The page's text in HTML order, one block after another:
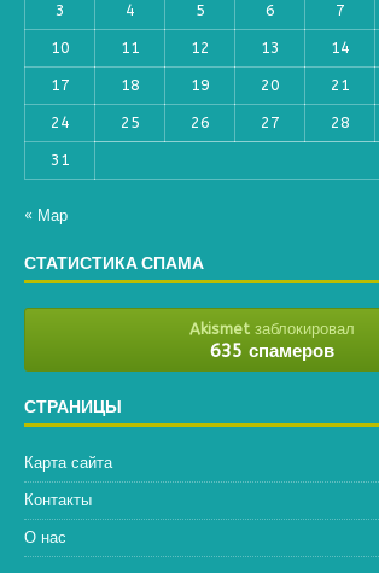
3 4 5 6 7
10 11 12 13 14
17 18 19 20 21
24 25 26 27 28
31
« Мар
СТАТИСТИКА СПАМА
Akismetзаблокировал
635 спамеров
СТРАНИЦЫ
Карта сайта
Контакты
О нас